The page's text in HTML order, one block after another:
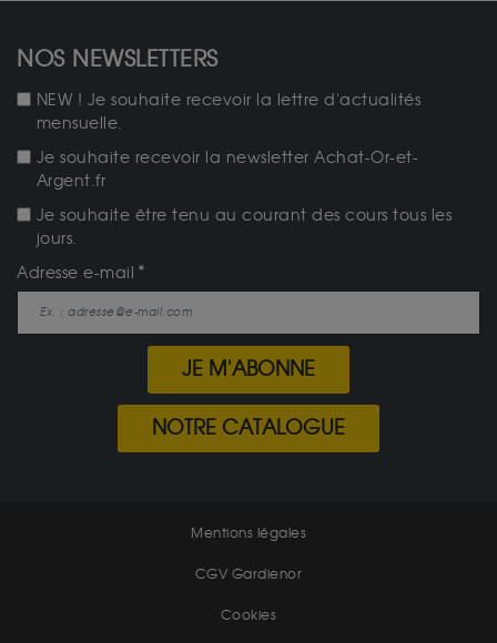
NOS NEWSLETTERS
NEW ! Je souhaite recevoir la lettre d'actualités
mensuelle.
Je souhaite recevoir la newsletter Achat-Or-et-
Argent.fr
Je souhaite être tenu au courant des cours tous les
jours.
Adresse e-mail
JE M'ABONNE
NOTRE CATALOGUE
Mentions légales
CGV Gardienor
Cookies